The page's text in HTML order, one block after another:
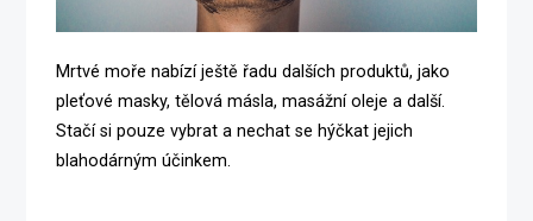
Mrtvé moře nabízí ještě řadu dalších produktů, jako
pleťové masky, tělová másla, masážní oleje a další.
Stačí si pouze vybrat a nechat se hýčkat jejich
blahodárným účinkem.